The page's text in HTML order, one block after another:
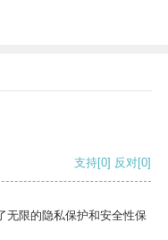
支持[0] 反对[0]
无限的隐私保护和安全性保